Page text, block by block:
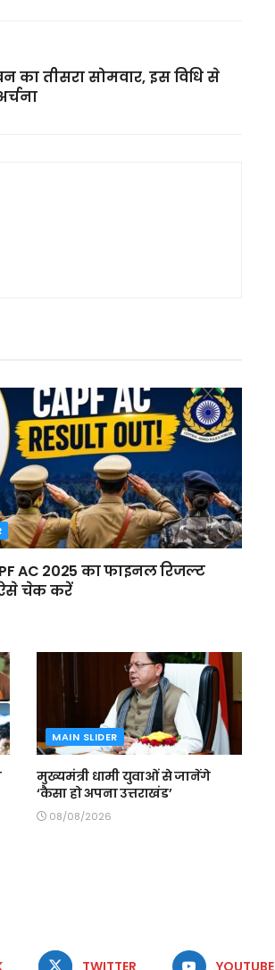
का तीसरा सोमवार, इस विधि से
AC 2025 का फाइनल रिजल्ट
ऐसे चेक करें
MAIN SLIDER
मुख्यमंत्री धामी युवाओं से जानेंगे
‘कैसा हो अपना उत्तराखंड’
08/08/2026
TWITTER YOUTUBE